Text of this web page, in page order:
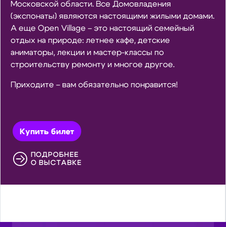
Московской области. Все Домовладения
(экспонаты) являются настоящими жилыми домами.
А еще Open Village – это настоящий семейный
отдых на природе: летнее кафе, детские
аниматоры, лекции и мастер-классы по
строительству ремонту и многое другое.
Приходите – вам обязательно понравится!
Купить билет
ПОДРОБНЕЕ
О ВЫСТАВКЕ